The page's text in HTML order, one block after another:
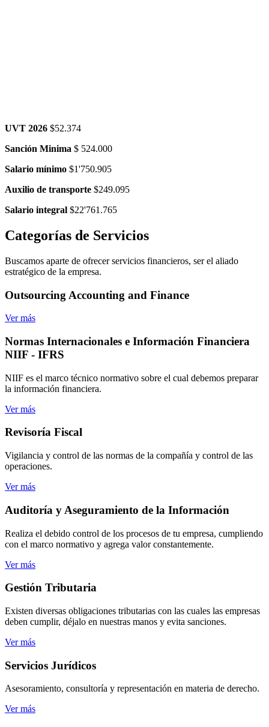
UVT 2026 $52.374
Sanción Minima $ 524.000
Salario mínimo $1'750.905
Auxilio de transporte $249.095
Salario integral $22'761.765
Categorías de Servicios
Buscamos aparte de ofrecer servicios financieros, ser el aliado
estratégico de la empresa.
Outsourcing Accounting and Finance
Ver más
Normas Internacionales e Información Financiera
NIIF - IFRS
NIIF es el marco técnico normativo sobre el cual debemos preparar
la información financiera.
Ver más
Revisoría Fiscal
Vigilancia y control de las normas de la compañía y control de las
operaciones.
Ver más
Auditoría y Aseguramiento de la Información
Realiza el debido control de los procesos de tu empresa, cumpliendo
con el marco normativo y agrega valor constantemente.
Ver más
Gestión Tributaria
Existen diversas obligaciones tributarias con las cuales las empresas
deben cumplir, déjalo en nuestras manos y evita sanciones.
Ver más
Servicios Jurídicos
Asesoramiento, consultoría y representación en materia de derecho.
Ver más